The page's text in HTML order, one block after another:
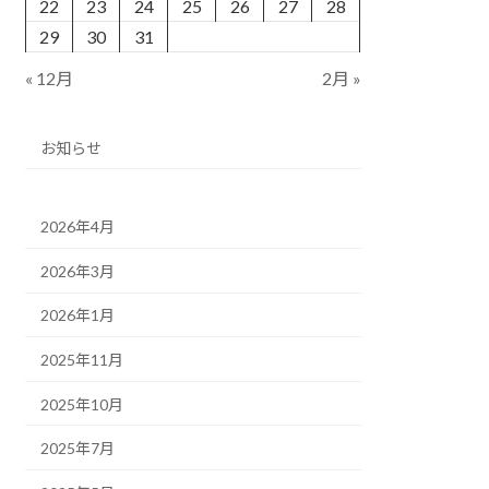
22
23 24 25 26 27
28
29
30 31
« 12月 2月 »
お知らせ
2026年4月
2026年3月
2026年1月
2025年11月
2025年10月
2025年7月